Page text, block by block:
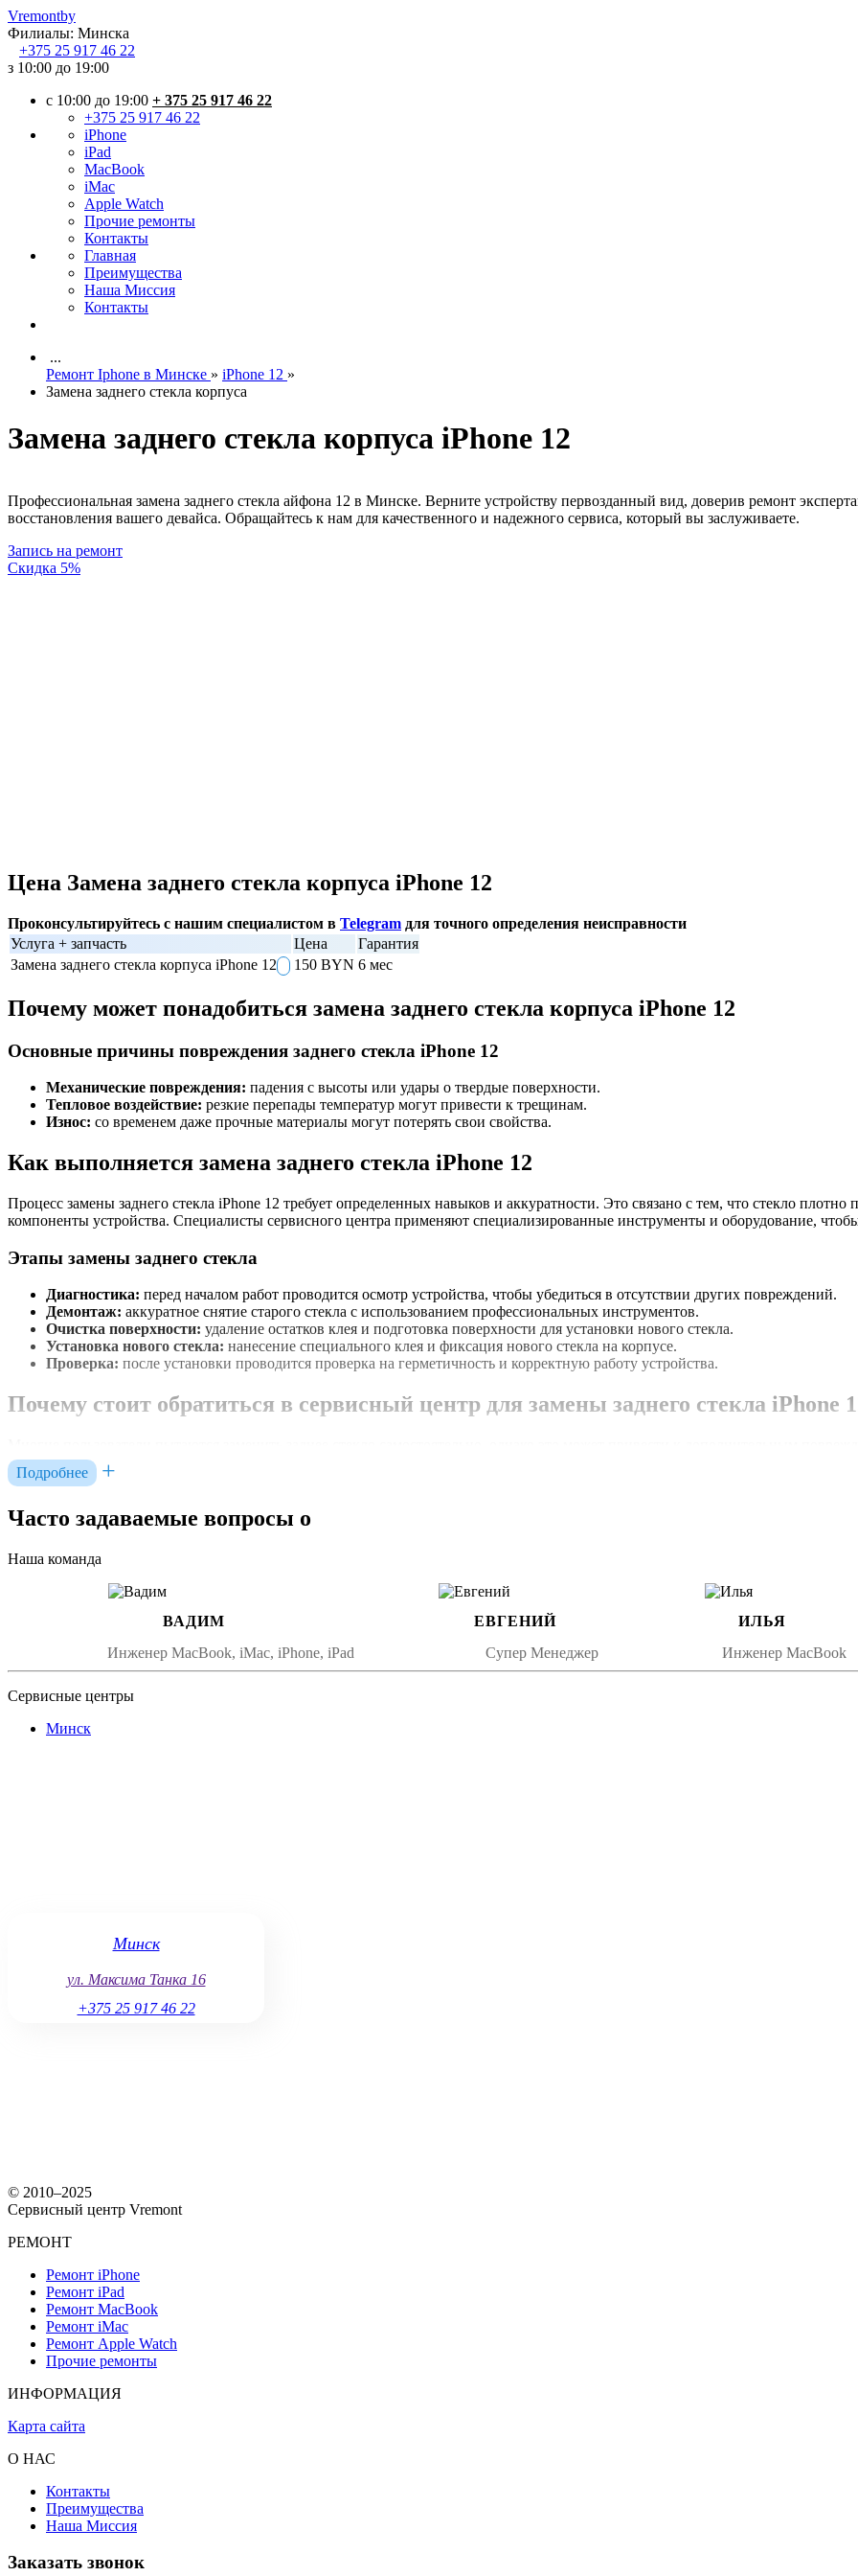
Vremontby
Филиалы: Минска
+375 25 917 46 22
з 10:00 до 19:00
c 10:00 до 19:00 + 375 25 917 46 22
+375 25 917 46 22
iPhone
iPad
MacBook
iMac
Apple Watch
Прочие ремонты
Контакты
Главная
Преимущества
Наша Миссия
Контакты
...
Ремонт Iphone в Минске » iPhone 12 »
Замена заднего стекла корпуса
Замена заднего стекла корпуса iPhone 12
Профессиональная замена заднего стекла айфона 12 в Минске. Верните устройству первозданный вид, доверив ремонт
восстановления вашего девайса. Обращайтесь к нам для качественного и надежного сервиса, который вы заслуживаете.
Запись на ремонт
Скидка 5%
Цена Замена заднего стекла корпуса iPhone 12
Проконсультируйтесь с нашим специалистом в Telegram для точного определения неисправности
Услуга + запчасть
Цена
Гарантия
Замена заднего стекла корпуса iPhone 12
150 BYN 6 мес
Почему может понадобиться замена заднего стекла корпуса iPhone 12
Основные причины повреждения заднего стекла iPhone 12
Механические повреждения: падения с высоты или удары о твердые поверхности.
Тепловое воздействие: резкие перепады температур могут привести к трещинам.
Износ: со временем даже прочные материалы могут потерять свои свойства.
Как выполняется замена заднего стекла iPhone 12
Процесс замены заднего стекла iPhone 12 требует определенных навыков и аккуратности. Это связано с тем, что стекло
компоненты устройства. Специалисты сервисного центра применяют специализированные инструменты и оборудование,
Этапы замены заднего стекла
Диагностика: перед началом работ проводится осмотр устройства, чтобы убедиться в отсутствии других повреждений.
Демонтаж: аккуратное снятие старого стекла с использованием профессиональных инструментов.
Очистка поверхности: удаление остатков клея и подготовка поверхности для установки нового стекла.
Установка нового стекла: нанесение специального клея и фиксация нового стекла на корпусе.
Проверка: после установки проводится проверка на герметичность и корректную работу устройства.
Почему стоит обратиться в сервисный центр для замены заднего стекла iPhone
профессиональный сервисный центр гарантирует качественное выполнение работы с использованием оригинальных
Гарантия на работу:
Использование оригинальных комплектующих:
Сколько времени занимает замена заднего стекла iPhone 12
Замена заднего стекла iPhone 12 в профессиональном сервисном центре обычно занимает от одного до трех часов, в
Это позволяет пользователям быстро вернуть устройство в рабочее состояние без длительного ожидания.
Факторы, влияющие на время ремонта
Подробнее
Часто задаваемые вопросы о
Наша команда
ВАДИМ
Инженер MacBook, iMac, iPhone, iPad
ЕВГЕНИЙ
Супер Менеджер
ИЛЬЯ
Инженер MacBook
Сервисные центры
Минск
Минск
ул. Максима Танка 16
+375 25 917 46 22
© 2010–2025
Сервисный центр Vremont
РЕМОНТ
Ремонт iPhone
Ремонт iPad
Ремонт MacBook
Ремонт iMac
Ремонт Apple Watch
Прочие ремонты
ИНФОРМАЦИЯ
Карта сайта
О НАС
Контакты
Преимущества
Наша Миссия
Заказать звонок